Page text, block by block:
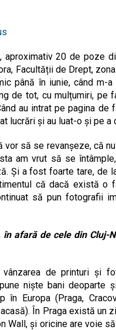
20 de poze
Facultății de Drept,
până în iunie, când m-
de tot, cu mulțumiri, pe
au intrat pe pagina de
lucrări și au luat-o și pe a
vor să se revanșeze, că
am vrut să se
Și a fost foarte tare, de
că dacă există o
să pun fotografii
în afară de cele din Cluj-
vânzarea de printuri și
niște bani deoparte
în Europa (Praga,
În Praga există un
Wall, și oricine are voie